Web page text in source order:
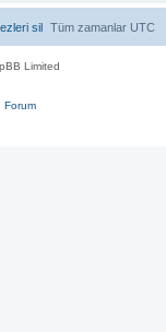
Tüm zamanlar UTC
sil
Limited
Forum